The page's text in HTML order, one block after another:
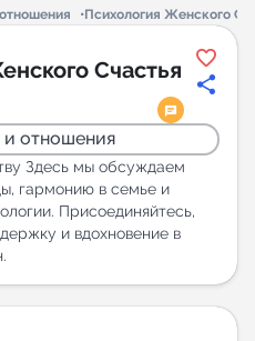
в Telegram
Психология Женского
Счастья
и отношения
Здесь мы обсуждаем
гармонию в семье и
Присоединяйтесь,
и вдохновение в